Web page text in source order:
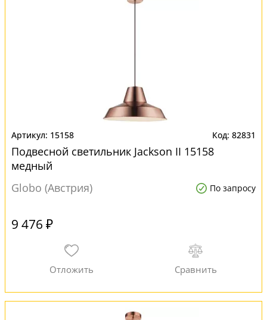
15158 82831
Подвесной светильник Jackson II 15158
медный
Globo (Австрия)
По запросу
9 476 ₽